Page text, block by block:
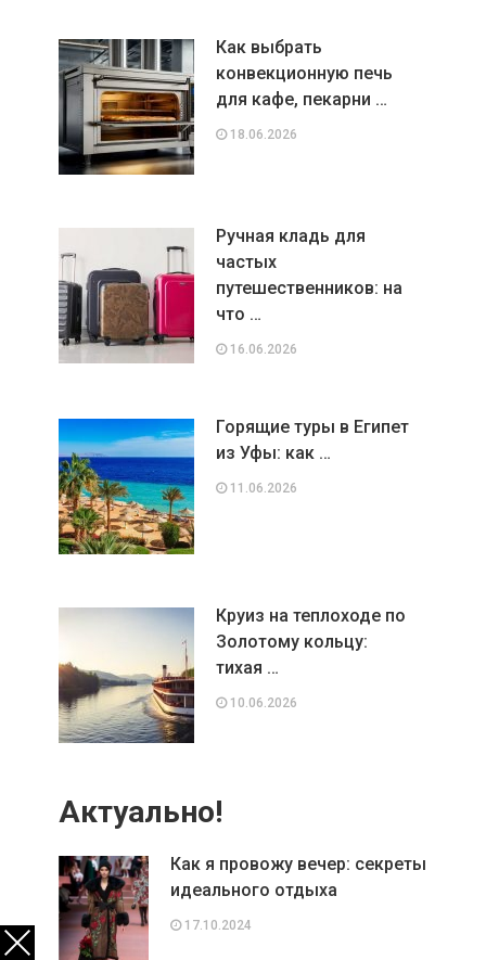
Как выбрать
конвекционную печь
для кафе, пекарни …
18.06.2026
Ручная кладь для
частых
путешественников: на
что …
16.06.2026
Горящие туры в Египет
из Уфы: как …
11.06.2026
Круиз на теплоходе по
Золотому кольцу:
тихая …
10.06.2026
Актуально!
Как я провожу вечер: секреты
идеального отдыха
17.10.2024